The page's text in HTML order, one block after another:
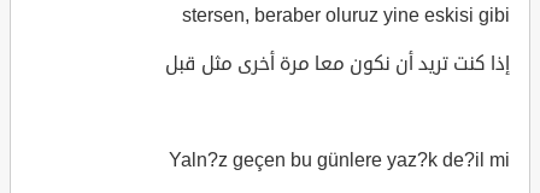
stersen, beraber oluruz yine eskisi gibi
إذا كنت تريد أن نكون معا مرة أخرى مثل قبل
Yaln?z geçen bu günlere yaz?k de?il mi